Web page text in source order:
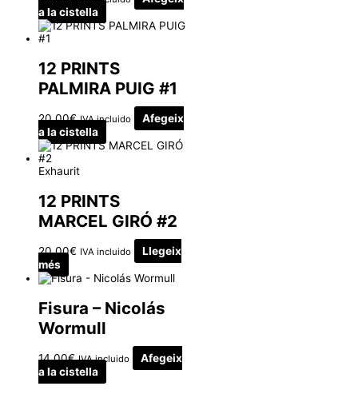
a la cistella
12 PRINTS
PALMIRA PUIG #1
20.00€ IVA incluido
Afegeix
a la cistella
Exhaurit
12 PRINTS
MARCEL GIRÓ #2
20.00€ IVA incluido
Llegeix
més
Fisura – Nicolás
Wormull
14.00€ IVA incluido
Afegeix
a la cistella